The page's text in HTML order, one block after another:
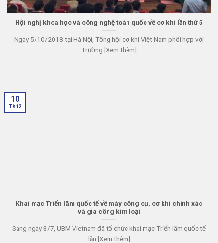
Hội nghị khoa học và công nghệ toàn quốc về cơ khí lần thứ 5
Ngày 5/10/2018 tại Hà Nội, Tổng hội cơ khí Việt Nam phối hợp với
Trường [Xem thêm]
Khai mạc Triển lãm quốc tế về máy công cụ, cơ khí chính xác
và gia công kim loại
Sáng ngày 3/7, UBM Vietnam đã tổ chức khai mạc Triển lãm quốc tế
lần [Xem thêm]
10
Th12